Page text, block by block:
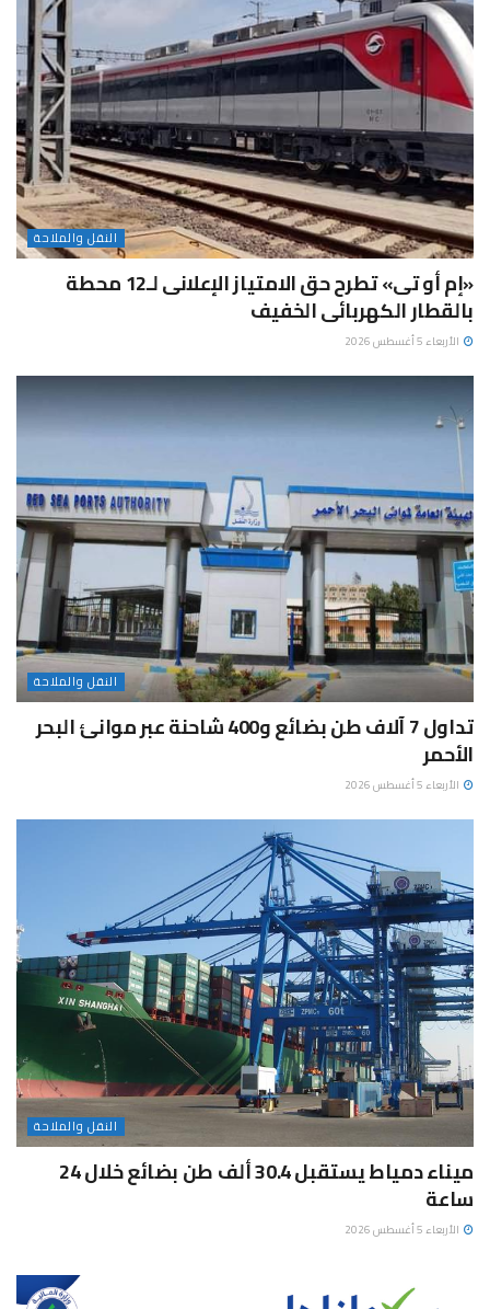
النقل والملاحة
«إم أو تى» تطرح حق الامتياز الإعلانى لـ12 محطة
بالقطار الكهربائى الخفيف
الأربعاء 5 أغسطس 2026
النقل والملاحة
تداول 7 آلاف طن بضائع و400 شاحنة عبر موانئ البحر
الأحمر
الأربعاء 5 أغسطس 2026
النقل والملاحة
ميناء دمياط يستقبل 30.4 ألف طن بضائع خلال 24
ساعة
الأربعاء 5 أغسطس 2026